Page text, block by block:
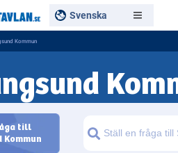
Svenska
Kommun
till
Kommun
Sök